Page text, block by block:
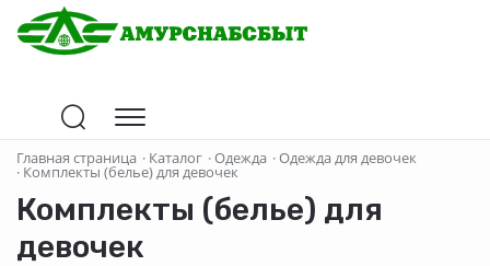
Главная страница · Каталог ·Одежда ·Одежда для девочек
· Комплекты (белье) для девочек
Комплекты (белье) для
девочек
В рублях